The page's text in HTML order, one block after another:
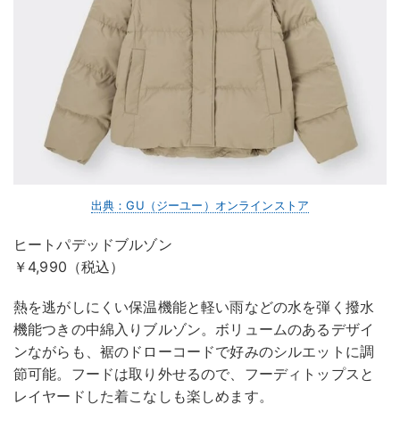
出典：GU（ジーユー）オンラインストア
ヒートパデッドブルゾン
￥4,990（税込）
熱を逃がしにくい保温機能と軽い雨などの水を弾く撥水
機能つきの中綿入りブルゾン。ボリュームのあるデザイ
ンながらも、裾のドローコードで好みのシルエットに調
節可能。フードは取り外せるので、フーディトップスと
レイヤードした着こなしも楽しめます。